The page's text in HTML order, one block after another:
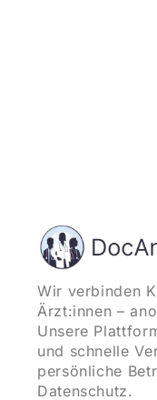
Wir verbinden
Ärzt:innen –
Unsere
und schnelle
persönliche
Datenschutz.